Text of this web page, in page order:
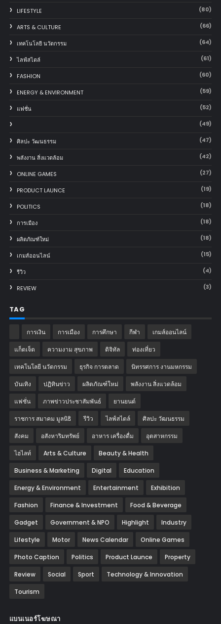
LIFESTYLE (80)
ARTS & CULTURE (66)
เทคโนโลยี นวัตกรรม (64)
ไลฟ์สไตล์ (61)
FASHION (60)
ENERGY & ENVIRONMENT (59)
แฟชั่น (52)
(49)
ศิลปะ วัฒนธรรม (47)
พลังงาน สิ่งแวดล้อม (42)
ONLINE GAMES (27)
PRODUCT LAUNCE (19)
POLITICS (18)
การเมือง (18)
ผลิตภัณฑ์ใหม่ (18)
เกมส์ออนไลน์ (15)
รีวิว (4)
REVIEW (3)
TAG
การเงิน การเมือง การศึกษา กีฬา เกมส์ออนไลน์
แก็ตเจ็ต ความงาม สุขภาพ ดิจิทัล ท่องเที่ยว
เทคโนโลยี นวัตกรรม ธุรกิจ การตลาด นิทรรศการ งานมหกรรม
บันเทิง ปฏิทินข่าว ผลิตภัณฑ์ใหม่ พลังงาน สิ่งแวดล้อม
แฟชั่น ภาพข่าวประชาสัมพันธ์ ‎ยานยนต์‎
ราชการ สมาคม มูลนิธิ รีวิว ไลฟ์สไตล์ ศิลปะ วัฒนธรรม
สังคม อสังหาริมทรัพย์ อาหาร เครื่องดื่ม อุตสาหกรรม
ไฮไลท์ Arts & Culture Beauty & Health
Business & Marketing Digital Education
Energy & Environment Entertainment Exhibition
Fashion Finance & Investment Food & Beverage
Gadget Government & NPO Highlight Industry
Lifestyle Motor News Calendar Online Games
Photo Caption Politics Product Launce Property
Review Social Sport Technology & Innovation
Tourism
แบนเนอร์โฆษณา